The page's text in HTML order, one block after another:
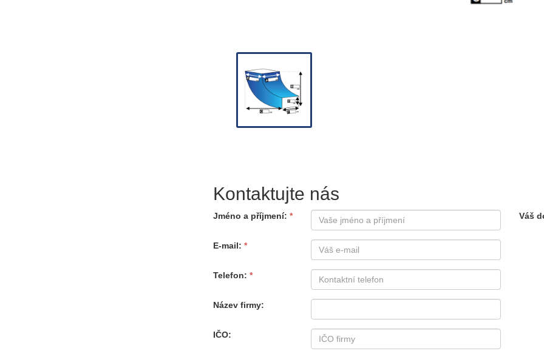
Kontaktujte nás
Jméno a příjmení
E-mail
Telefon
Název firmy
IČO
Váš